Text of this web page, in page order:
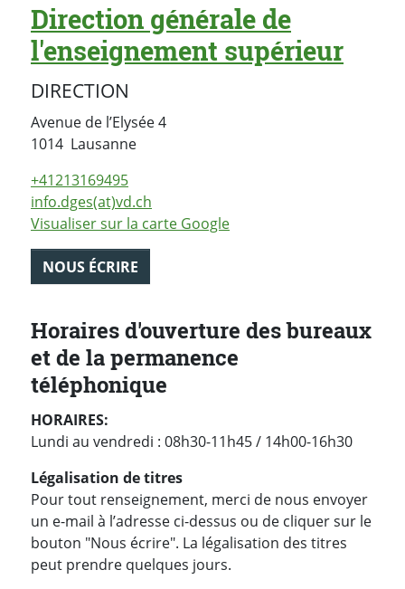
Direction générale de
l'enseignement supérieur
DIRECTION
Avenue de l’Elysée 4
1014 LausanneSuisse
+41213169495
info.dges(at)vd.ch
Visualiser sur la carte Google
NOUS ÉCRIRE
Horaires d'ouverture des bureaux
et de la permanence
téléphonique
HORAIRES:
Lundi au vendredi : 08h30-11h45 / 14h00-16h30
Légalisation de titres
Pour tout renseignement, merci de nous envoyer
un e-mail à l’adresse ci-dessus ou de cliquer sur le
bouton "Nous écrire". La légalisation des titres
peut prendre quelques jours.